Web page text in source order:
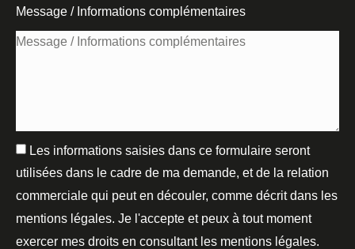
Message / Informations complémentaires
Les informations saisies dans ce formulaire seront
utilisées dans le cadre de ma demande, et de la relation
commerciale qui peut en découler, comme décrit dans les
mentions légales. Je l'accepte et peux à tout moment
exercer mes droits en consultant les mentions légales.